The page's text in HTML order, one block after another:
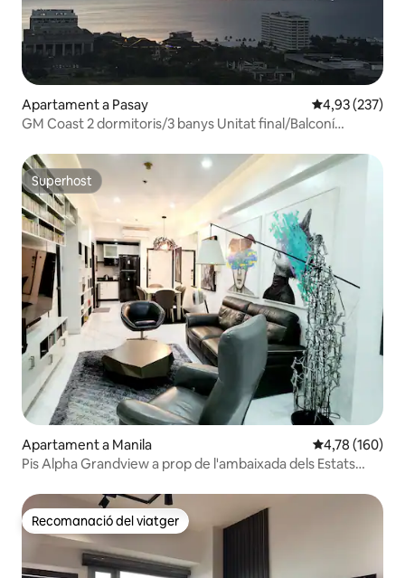
Apartament a Pasay 4,93 de
4,93 (237)
GM Coast 2 dormitoris/3 banys Unitat final/Balconí
Superhost
Superhost
Apartament a Manila 4,78 de
4,78 (160)
Pis Alpha Grandview a prop de l'ambaixada dels Estats
Recomanació del viatger
Recomanació del viatger